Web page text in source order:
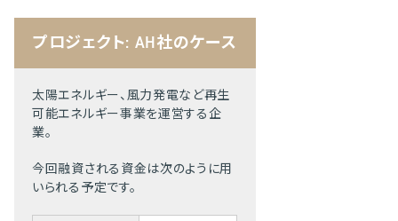
プロジェクト: AH社のケース
太陽エネルギー、風力発電など再生
可能エネルギー事業を運営する企
業。
今回融資される資金は次のように用
いられる予定です。